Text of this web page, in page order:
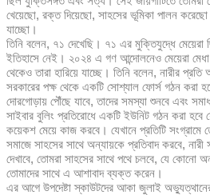
খেয়েছো, রক্ত দিয়েছো, সাহসের ভূমিকা পালন
যাচ্ছো।
তিনি বলেন, ৭১ দেখেছি। ৭১ এর মুক্তিযুদ্ধে মেয়েরা
ইতিহাসে নেই। ২০২৪ এ গণ আন্দোলনেও মেয়েরা
থেকেও তারা হারিয়ে যাচ্ছে। তিনি বলেন, নারীর
সরকারের পক্ষ থেকে একটি সোশ্যাল ফোর্স গঠন করা
দোরগোড়ায় পৌঁছে যাবে, তাদের সমস্যা শুনবে এবং
সাইবার বুলিং প্রতিরোধে একটি ইউনিট গঠন করা হবে
কয়েকশ মেয়ে কাজ করবে। যেখানে প্রতিটি সংগ্রামে
সমাজে সাহসের সাথে অন্যায়কে প্রতিবাদ করবে, নারী
দেখাবে, তোমরা সাহসের সাথে পথে চলবে, যে কোনো
তোমাদের সাথে এ আশাবাদ ব্যক্ত করেন।
এর আগে উপদেষ্টা স্কাউটদের আকা জুলাই